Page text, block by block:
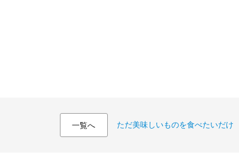
一覧へ ただ美味しいものを食べたいだけ